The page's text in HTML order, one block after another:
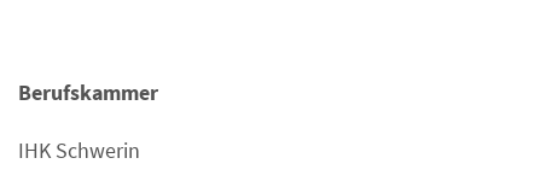
Berufskammer
IHK Schwerin